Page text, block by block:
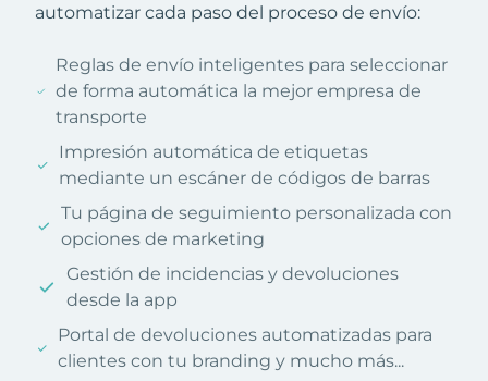
automatizar cada paso del proceso de envío:
Reglas de envío inteligentes para seleccionar
de forma automática la mejor empresa de
transporte
Impresión automática de etiquetas
mediante un escáner de códigos de barras
Tu página de seguimiento personalizada con
opciones de marketing
Gestión de incidencias y devoluciones
desde la app
Portal de devoluciones automatizadas para
clientes con tu branding y mucho más...